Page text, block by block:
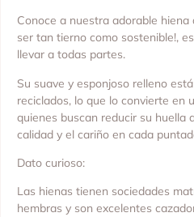
Conoce a nuestra adorable
ser tan tierno como sostenible!,
llevar a todas partes.
Su suave y esponjoso relleno
reciclados, lo que lo convierte en
quienes buscan reducir su huella
calidad y el cariño en cada
Dato curioso:
Las hienas tienen sociedades
hembras y son excelentes